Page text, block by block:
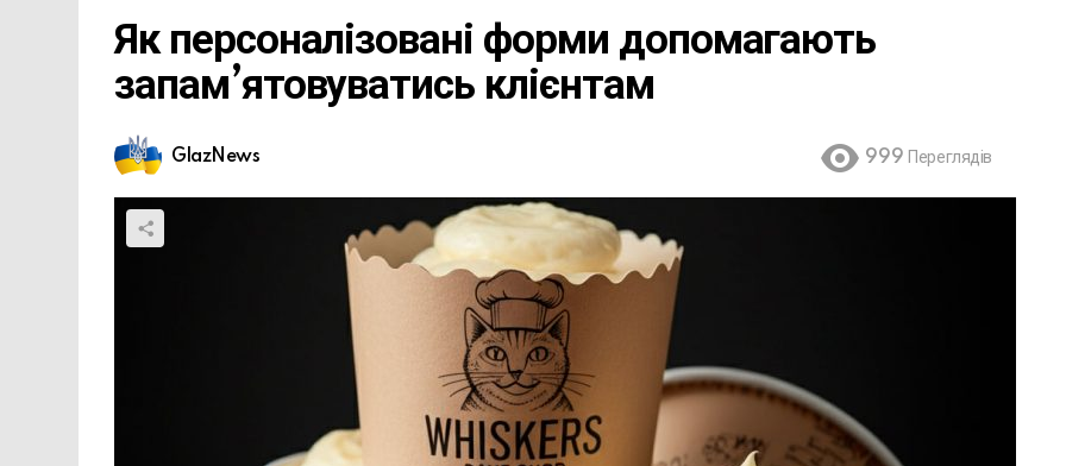
Як персоналізовані форми допомагають
запам’ятовуватись клієнтам
GlazNews 999 Переглядів